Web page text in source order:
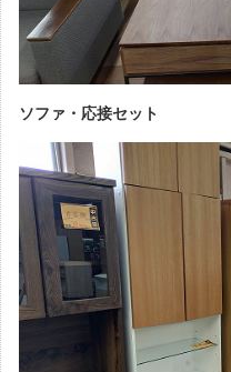
ソファ・応接セット